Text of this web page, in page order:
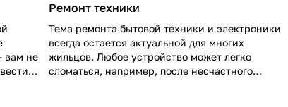
вам не
Ремонт техники
Тема ремонта бытовой техники и электроники
всегда остается актуальной для многих
жильцов. Любое устройство может легко
сломаться, например, после несчастного